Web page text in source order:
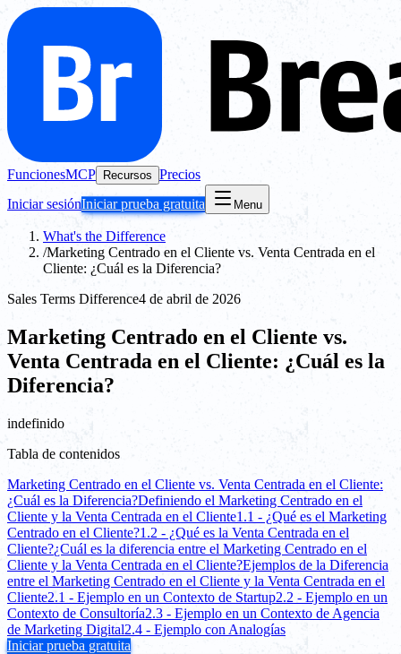
FuncionesMCP Recursos Precios
Iniciar sesiónIniciar prueba gratuita Menu
What's the Difference
/Marketing Centrado en el Cliente vs. Venta Centrada en el
Cliente: ¿Cuál es la Diferencia?
Sales Terms Difference4 de abril de 2026
Marketing Centrado en el Cliente vs.
Venta Centrada en el Cliente: ¿Cuál es la
Diferencia?
indefinido
Tabla de contenidos
Marketing Centrado en el Cliente vs. Venta Centrada en el Cliente:
¿Cuál es la Diferencia?Definiendo el Marketing Centrado en el
Cliente y la Venta Centrada en el Cliente1.1 - ¿Qué es el Marketing
Centrado en el Cliente?1.2 - ¿Qué es la Venta Centrada en el
Cliente?¿Cuál es la diferencia entre el Marketing Centrado en el
Cliente y la Venta Centrada en el Cliente?Ejemplos de la Diferencia
entre el Marketing Centrado en el Cliente y la Venta Centrada en el
Cliente2.1 - Ejemplo en un Contexto de Startup2.2 - Ejemplo en un
Contexto de Consultoría2.3 - Ejemplo en un Contexto de Agencia
de Marketing Digital2.4 - Ejemplo con Analogías
Iniciar prueba gratuita